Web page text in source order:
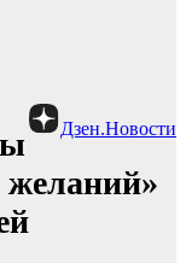
Дзен.Новости